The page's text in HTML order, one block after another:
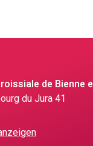
de Bienne
du Jura 41